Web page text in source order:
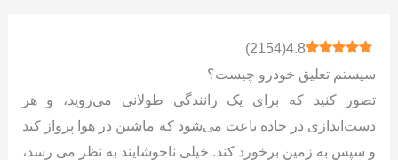
4.8
(
2154
)
سیستم تعلیق خودرو چیست؟
تصور کنید که برای یک رانندگی طولانی می‌روید، و هر
دست‌اندازی در جاده باعث می‌شود که ماشین در هوا پرواز کند
و سپس به زمین برخورد کند. خیلی ناخوشایند به نظر می رسد،